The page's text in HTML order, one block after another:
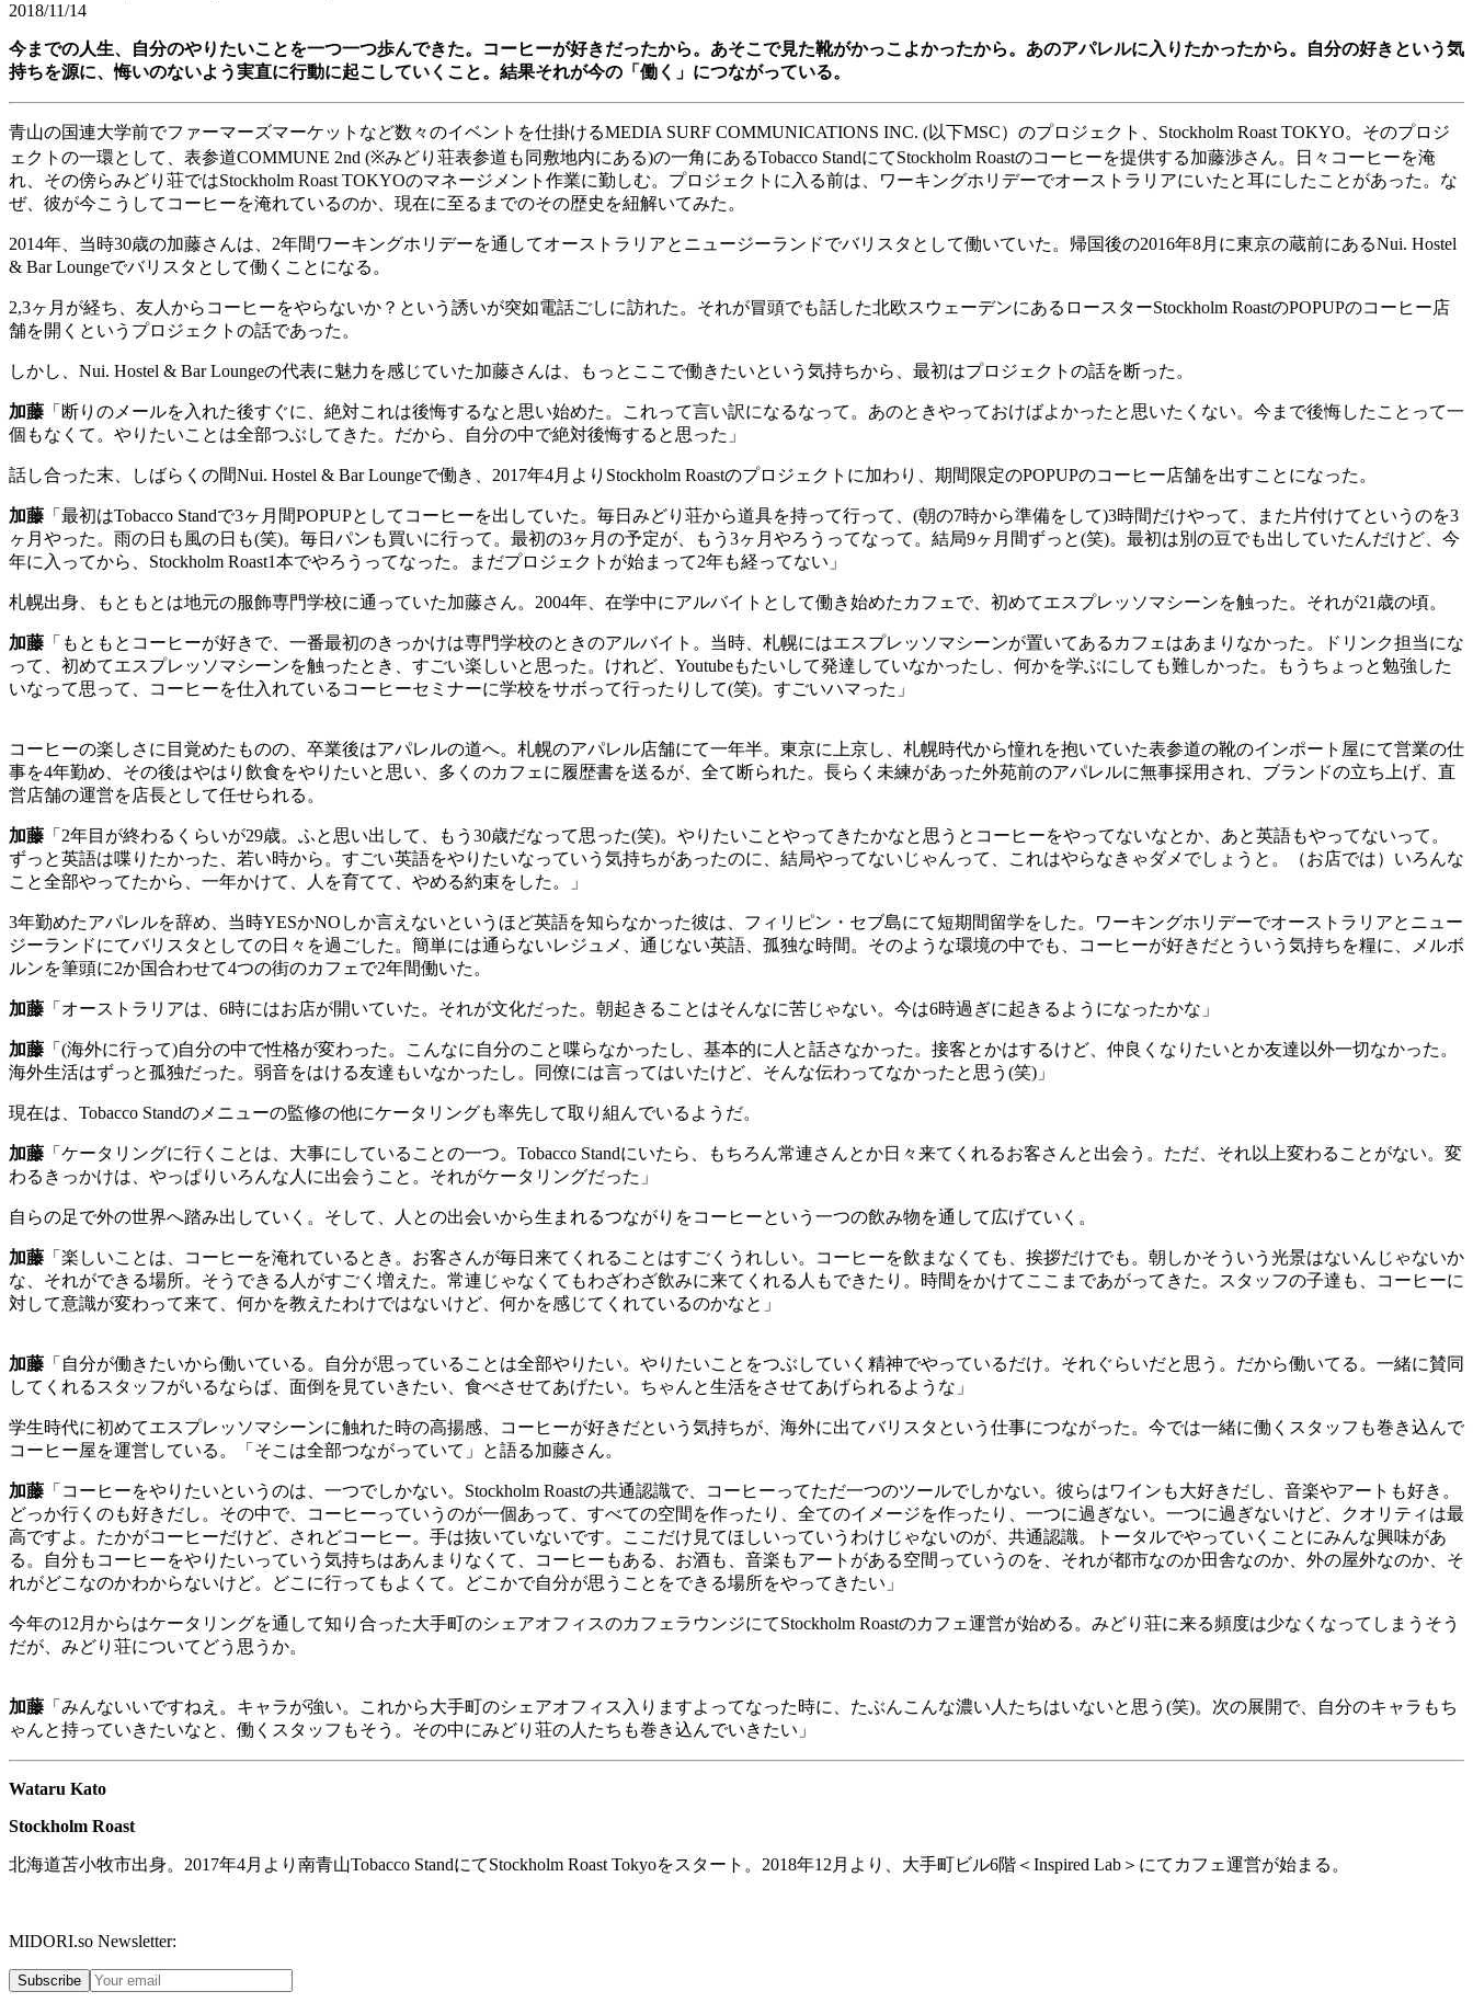
2018/11/14
今までの人生、自分のやりたいことを一つ一つ歩んできた。コーヒーが好きだったから。あそこで見た靴がかっこよかったから。あのアパレルに入りたかったから。自分の好きという気
持ちを源に、悔いのないよう実直に行動に起こしていくこと。結果それが今の「働く」につながっている。
青山の国連大学前でファーマーズマーケットなど数々のイベントを仕掛けるMEDIA SURF COMMUNICATIONS INC. (以下MSC）のプロジェクト、 Stockholm Roast TOKYO。そのプロジ
ェクトの一環として、表参道COMMUNE 2nd (※みどり荘表参道も同敷地内にある)の一角にあるTobacco StandにてStockholm Roastのコーヒーを提供する加藤渉さん。日々コーヒーを淹
れ、その傍らみどり荘ではStockholm Roast TOKYOのマネージメント作業に勤しむ。プロジェクトに入る前は、ワーキングホリデーでオーストラリアにいたと耳にしたことがあった。な
ぜ、彼が今こうしてコーヒーを淹れているのか、現在に至るまでのその歴史を紐解いてみた。
2014年、当時30歳の加藤さんは、 2年間ワーキングホリデーを通してオーストラリアとニュージーランドでバリスタとして働いていた。帰国後の2016年8月に東京の蔵前にあるNui. Hostel
& Bar Loungeでバリスタとして働くことになる。
2,3ヶ月が経ち、友人からコーヒーをやらないか？という誘いが突如電話ごしに訪れた。それが冒頭でも話した北欧スウェーデンにあるロースターStockholm RoastのPOPUPのコーヒー店
舗を開くというプロジェクトの話であった。
しかし、 Nui. Hostel & Bar Loungeの代表に魅力を感じていた加藤さんは、もっとここで働きたいという気持ちから、最初はプロジェクトの話を断った。
加藤 「断りのメールを入れた後すぐに、絶対これは後悔するなと思い始めた。これって言い訳になるなって。あのときやっておけばよかったと思いたくない。今まで後悔したことって一
個もなくて。やりたいことは全部つぶしてきた。だから、自分の中で絶対後悔すると思った」
話し合った末、しばらくの間Nui. Hostel & Bar Loungeで働き、 2017年4月より Stockholm Roastのプロジェクトに加わり、期間限定のPOPUPのコーヒー店舗を出すことになった。
加藤 「最初はTobacco Standで3ヶ月間POPUPとしてコーヒーを出していた。毎日みどり荘から道具を持って行って、 (朝の7時から準備をして)3時間だけやって、また片付けてというのを3
ヶ月やった。雨の日も風の日も(笑)。毎日パンも買いに行って。最初の3ヶ月の予定が、もう 3ヶ月やろうってなって。結局9ヶ月間ずっと(笑)。最初は別の豆でも出していたんだけど、今
年に入ってから、 Stockholm Roast1本でやろうってなった。まだプロジェクトが始まって2年も経ってない」
札幌出身、もともとは地元の服飾専門学校に通っていた加藤さん。 2004年、在学中にアルバイトとして働き始めたカフェで、初めてエスプレッソマシーンを触った。それが21 歳の頃。
加藤 「もともとコーヒーが好きで、一番最初のきっかけは専門学校のときのアルバイト。当時、札幌にはエスプレッソマシーンが置いてあるカフェはあまりなかった。ドリンク担当にな
って、初めてエスプレッソマシーンを触ったとき、すごい楽しいと思った。けれど、 Youtubeもたいして発達していなかったし、何かを学ぶにしても難しかった。もうちょっと勉強した
いなって思って、コーヒーを仕入れているコーヒーセミナーに学校をサボって行ったりして(笑)。すごいハマった」
コーヒーの楽しさに目覚めたものの、卒業後はアパレルの道へ。札幌のアパレル店舗にて一年半。東京に上京し、札幌時代から憧れを抱いていた表参道の靴のインポート屋にて営業の仕
事を4年勤め、その後はやはり飲食をやりたいと思い、多くのカフェに履歴書を送るが、全て断られた。長らく未練があった外苑前のアパレルに無事採用され、ブランドの立ち上げ、直
営店舗の運営を店長として任せられる。
加藤 「 2年目が終わるくらいが29歳。ふと思い出して、もう 30歳だなって思った(笑)。やりたいことやってきたかなと思うとコーヒーをやってないなとか、あと英語もやってないって。
ずっと英語は喋りたかった、若い時から。すごい英語をやりたいなっていう気持ちがあったのに、結局やってないじゃんって、これはやらなきゃダメでしょうと。（お店では）いろんな
こと全部やってたから、一年かけて、人を育てて、やめる約束をした。」
3年勤めたアパレルを辞め、当時YESかNO しか言えないというほど英語を知らなかった彼は、フィリピン・セブ島にて短期間留学をした。ワーキングホリデーでオーストラリアとニュー
ジーランドにてバリスタとしての日々を過ごした。簡単には通らないレジュメ、通じない英語、孤独な時間。そのような環境の中でも、コーヒーが好きだとういう気持ちを糧に、メルボ
ルンを筆頭に2か国合わせて4つの街のカフェで2年間働いた。
加藤 「オーストラリアは、 6時にはお店が開いていた。それが文化だった。朝起きることはそんなに苦じゃない。今は6時過ぎに起きるようになったかな」
加藤 「 (海外に行って)自分の中で性格が変わった。こんなに自分のこと喋らなかったし、基本的に人と話さなかった。接客とかはするけど、仲良くなりたいとか友達以外一切なかった。
海外生活はずっと孤独だった。弱音をはける友達もいなかったし。同僚には言ってはいたけど、そんな伝わってなかったと思う (笑) 」
現在は、 Tobacco Standのメニューの監修の他にケータリングも率先して取り組んでいるようだ。
加藤 「ケータリングに行くことは、大事にしていることの一つ。 Tobacco Standにいたら、もちろん常連さんとか日々来てくれるお客さんと出会う。ただ、それ以上変わることがない。変
わるきっかけは、やっぱりいろんな人に出会うこと。それがケータリングだった」
自らの足で外の世界へ踏み出していく。そして、人との出会いから生まれるつながりをコーヒーという一つの飲み物を通して広げていく。
加藤 「楽しいことは、コーヒーを淹れているとき。お客さんが毎日来てくれることはすごくうれしい。コーヒーを飲まなくても、挨拶だけでも。朝しかそういう光景はないんじゃないか
な、それができる場所。そうできる人がすごく増えた。常連じゃなくてもわざわざ飲みに来てくれる人もできたり。時間をかけてここまであがってきた。スタッフの子達も、コーヒーに
対して意識が変わって来て、何かを教えたわけではないけど、何かを感じてくれているのかなと」
加藤 「自分が働きたいから働いている。自分が思っていることは全部やりたい。やりたいことをつぶしていく精神でやっているだけ。それぐらいだと思う。だから働いてる。一緒に賛同
してくれるスタッフがいるならば、面倒を見ていきたい、食べさせてあげたい。ちゃんと生活をさせてあげられるような」
学生時代に初めてエスプレッソマシーンに触れた時の高揚感、コーヒーが好きだという気持ちが、海外に出てバリスタという仕事につながった。今では一緒に働くスタッフも巻き込んで
コーヒー屋を運営している。「そこは全部つながっていて」と語る加藤さん。
加藤 「コーヒーをやりたいというのは、一つでしかない。 Stockholm Roastの共通認識で、コーヒーってただ一つのツールでしかない。彼らはワインも大好きだし、音楽やアートも好き。
どっか行くのも好きだし。その中で、コーヒーっていうのが一個あって、すべての空間を作ったり、全てのイメージを作ったり、一つに過ぎない。一つに過ぎないけど、クオリティは最
高ですよ。たかがコーヒーだけど、されどコーヒー。手は抜いていないです。ここだけ見てほしいっていうわけじゃないのが、共通認識。トータルでやっていくことにみんな興味があ
る。自分もコーヒーをやりたいっていう気持ちはあんまりなくて、コーヒーもある、お酒も、音楽もアートがある空間っていうのを、それが都市なのか田舎なのか、外の屋外なのか、そ
れがどこなのかわからないけど。どこに行ってもよくて。どこかで自分が思うことをできる場所をやってきたい」
今年の12 月からはケータリングを通して知り合った大手町のシェアオフィスのカフェラウンジにてStockholm Roastのカフェ運営が始める。みどり荘に来る頻度は少なくなってしまうそう
だが、みどり荘についてどう思うか。
加藤 「みんないいですねえ。キャラが強い。これから大手町のシェアオフィス入りますよってなった時に、たぶんこんな濃い人たちはいないと思う (笑)。次の展開で、自分のキャラもち
ゃんと持っていきたいなと、働くスタッフもそう。その中にみどり荘の人たちも巻き込んでいきたい」
Wataru Kato
Stockholm Roast
北海道苫小牧市出身。 2017年4月より南青山Tobacco StandにてStockholm Roast Tokyoをスタート。 2018年12 月より、大手町ビル6階＜ Inspired Lab ＞にてカフェ運営が始まる。
MIDORI.so Newsletter:
Subscribe